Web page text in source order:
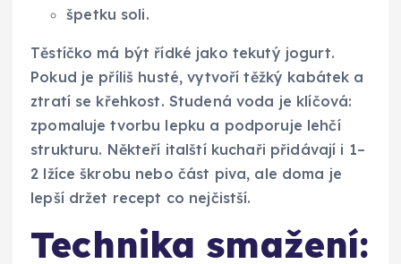
špetku soli.
Těstíčko má být řídké jako tekutý jogurt.
Pokud je příliš husté, vytvoří těžký kabátek a
ztratí se křehkost. Studená voda je klíčová:
zpomaluje tvorbu lepku a podporuje lehčí
strukturu. Někteří italští kuchaři přidávají i 1–
2 lžíce škrobu nebo část piva, ale doma je
lepší držet recept co nejčistší.
Technika smažení: